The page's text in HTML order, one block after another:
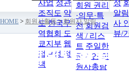
사업 정관
조직도 약
도 한국무
역협회 도
쿄지부 웹
접근성 정
책
회원 권리
·의무·특
전 회원검
색 / 리스
트 주일한
국기업 회
원사총람
정
알림
사
뷰/
HOME > 회원사활동>회원사 알림
회원사활동